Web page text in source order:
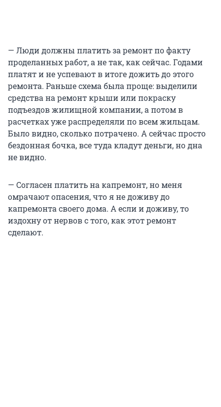
— Люди должны платить за ремонт по факту
проделанных работ, а не так, как сейчас. Годами
платят и не успевают в итоге дожить до этого
ремонта. Раньше схема была проще: выделили
средства на ремонт крыши или покраску
подъездов жилищной компании, а потом в
расчетках уже распределяли по всем жильцам.
Было видно, сколько потрачено. А сейчас просто
бездонная бочка, все туда кладут деньги, но дна
не видно.
— Согласен платить на капремонт, но меня
омрачают опасения, что я не доживу до
капремонта своего дома. А если и доживу, то
издохну от нервов с того, как этот ремонт
сделают.